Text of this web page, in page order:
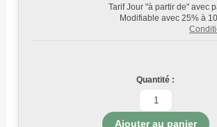
Tarif Jour "à partir de" avec
Modifiable avec 25% à
Quantité :